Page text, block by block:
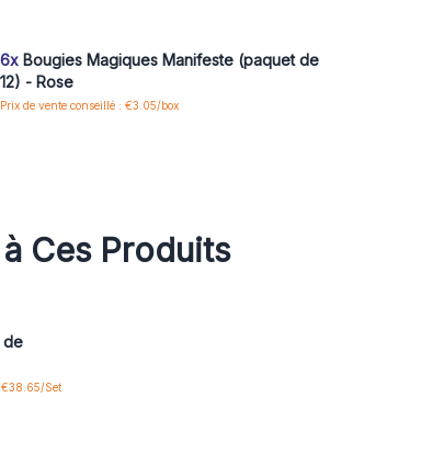
6x Bougies Magiques Manifeste (paquet de
12) - Rose
Prix de vente conseillé : €3.05/box
Ces Produits
de
€38.65/Set